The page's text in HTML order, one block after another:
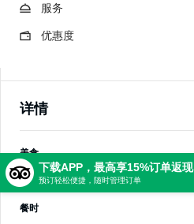
服务
优惠度
详情
美食
日式料理，海鲜
餐时
下载APP，最高享15%订单返现
预订轻松便捷，随时管理订单